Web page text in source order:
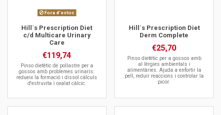
Fora d'estoc
Hill`s Prescription Diet
c/d Multicare Urinary
Care
€119,74
Pinso dietètic de pollastre per a
gossos amb problemes urinaris:
redueix la formació i dissol càlculs
d'estruvita i oxalat càlcic.
Hill`s Prescription Diet
Derm Complete
€25,70
Pinso dietètic per a gossos amb
al·lèrgies ambientals i
alimentàries. Ajuda a enfortir la
pell, reduir reaccions i controlar la
picor.